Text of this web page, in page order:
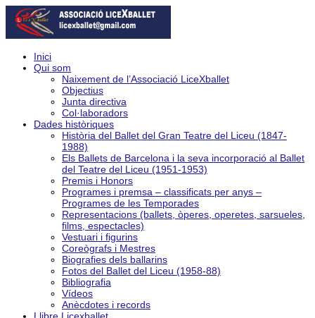
Inici
Qui som
Naixement de l’Associació LiceXballet
Objectius
Junta directiva
Col·laboradors
Dades històriques
Història del Ballet del Gran Teatre del Liceu (1847-
1988)
Els Ballets de Barcelona i la seva incorporació al Ballet
del Teatre del Liceu (1951-1953)
Premis i Honors
Programes i premsa – classificats per anys –
Programes de les Temporades
Representacions (ballets, òperes, operetes, sarsueles,
films, espectacles)
Vestuari i figurins
Coreògrafs i Mestres
Biografies dels ballarins
Fotos del Ballet del Liceu (1958-88)
Bibliografia
Vídeos
Anècdotes i records